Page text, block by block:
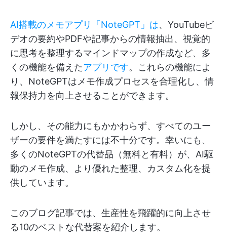
AI搭載のメモアプリ「NoteGPT」は、YouTubeビ
デオの要約やPDFや記事からの情報抽出、視覚的
に思考を整理するマインドマップの作成など、多
くの機能を備えたアプリです。これらの機能によ
り、NoteGPTはメモ作成プロセスを合理化し、情
報保持力を向上させることができます。
しかし、その能力にもかかわらず、すべてのユー
ザーの要件を満たすには不十分です。幸いにも、
多くのNoteGPTの代替品（無料と有料）が、AI駆
動のメモ作成、より優れた整理、カスタム化を提
供しています。
このブログ記事では、生産性を飛躍的に向上させ
る10のベストな代替案を紹介します。